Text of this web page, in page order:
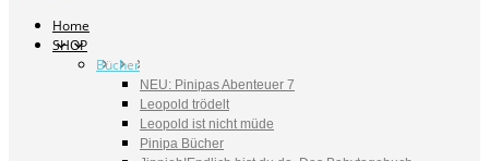
Home
SHOP
Bücher
NEU: Pinipas Abenteuer 7
Leopold trödelt
Leopold ist nicht müde
Pinipa Bücher